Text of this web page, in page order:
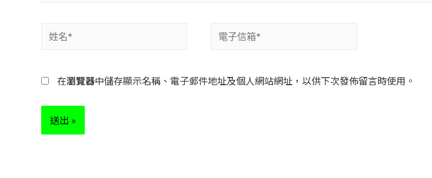
在瀏覽器中儲存顯示名稱、電子郵件地址及個人網站網址，以供下次發佈留言時使用。